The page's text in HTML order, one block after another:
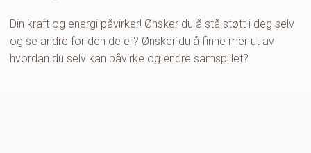
Din kraft og energi påvirker! Ønsker du å stå støtt i deg selv
og se andre for den de er? Ønsker du å finne mer ut av
hvordan du selv kan påvirke og endre samspillet?